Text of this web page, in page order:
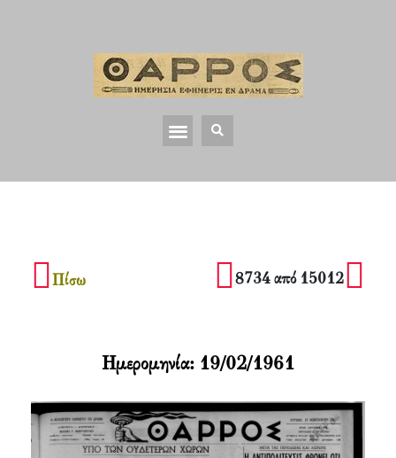
Πίσω 8734 από 15012
Ημερομηνία: 19/02/1961